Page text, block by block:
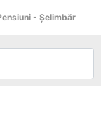
- Şelimbăr